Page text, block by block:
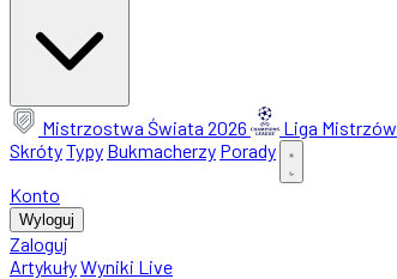
Mistrzostwa Świata 2026 Liga Mistrzów
SkrótyTypy Bukmacherzy Porady
Konto
Wyloguj
Zaloguj
ArtykułyWyniki Live